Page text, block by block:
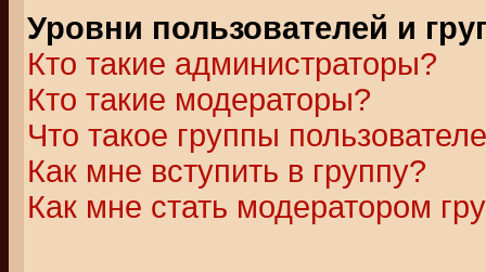
Уровни пользователей и
Кто такие администраторы?
Кто такие модераторы?
Что такое группы
Как мне вступить в группу?
Как мне стать модератором